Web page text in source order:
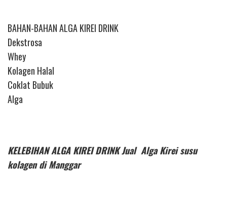
BAHAN-BAHAN ALGA KIREI DRINK
Dekstrosa
Whey
Kolagen Halal
Coklat Bubuk
Alga
KELEBIHAN ALGA KIREI DRINK Jual Alga Kirei susu
kolagen di Manggar